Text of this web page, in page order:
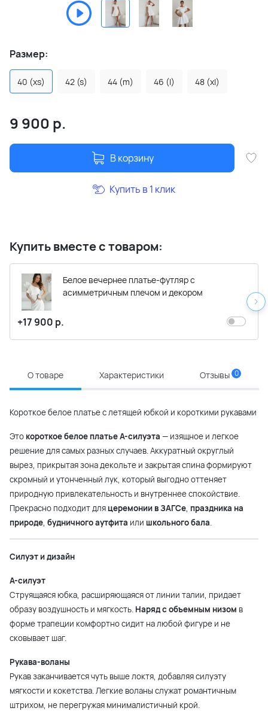
Размер:
40 (xs) 42 (s) 44 (m) 46 (l) 48 (xl)
9 900 р.
В корзину
Купить в 1 клик
Купить вместе с товаром:
Белое вечернее платье-футляр с
асимметричным плечом и декором
+17 900 р.
О товаре Характеристики Отзывы 0
Короткое белое платье с летящей юбкой и короткими рукавами
Это короткое белое платье А-силуэта — изящное и легкое
решение для самых разных случаев. Аккуратный округлый
вырез, прикрытая зона декольте и закрытая спина формируют
скромный и утонченный лук, который выгодно оттеняет
природную привлекательность и внутреннее спокойствие.
Прекрасно подходит для церемонии в ЗАГСе, праздника на
природе, будничного аутфита или школьного бала.
Силуэт и дизайн
А-силуэт
Струящаяся юбка, расширяющаяся от линии талии, придает
образу воздушность и мягкость. Наряд с объемным низом в
форме трапеции комфортно сидит на любой фигуре и не
сковывает шаг.
Рукава-воланы
Рукав заканчивается чуть выше локтя, добавляя силуэту
мягкости и кокетства. Легкие воланы служат романтичным
штрихом, не перегружая минималистичный крой.